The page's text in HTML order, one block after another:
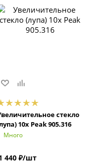
стекло
10x Peak 905.316
Много
440 ₽/шт